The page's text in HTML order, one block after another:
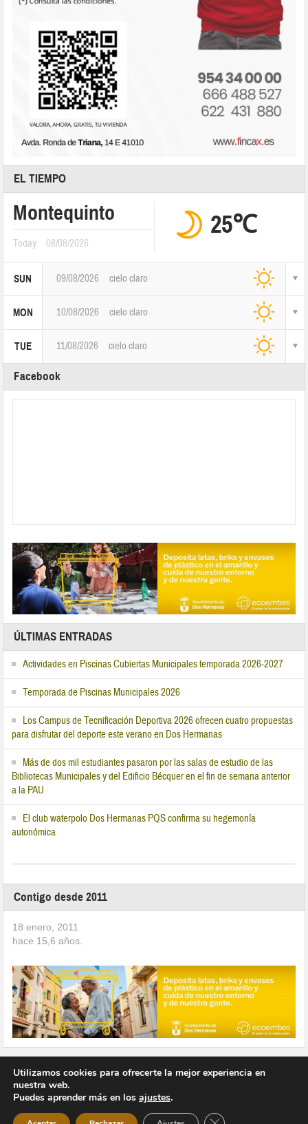
EL TIEMPO
Montequinto
Today 08/08/2026
25℃
SUN 09/08/2026 cielo claro
MON 10/08/2026 cielo claro
TUE 11/08/2026 cielo claro
Facebook
ÚLTIMAS ENTRADAS
Actividades en Piscinas Cubiertas Municipales temporada 2026-2027
Temporada de Piscinas Municipales 2026
Los Campus de Tecnificación Deportiva 2026 ofrecen cuatro propuestas
para disfrutar del deporte este verano en Dos Hermanas
Más de dos mil estudiantes pasaron por las salas de estudio de las
Bibliotecas Municipales y del Edificio Bécquer en el fin de semana anterior
a la PAU
El club waterpolo Dos Hermanas PQS confirma su hegemonía
autonómica
Contigo desde 2011
18 enero, 2011
hace 15,6 años.
Copyright © 2026 Vivir en Montequinto Periódico Digital
Utilizamos cookies para ofrecerte la mejor experiencia en
nuestra web.
Puedes aprender más en los ajustes.
Cerrar el banner de